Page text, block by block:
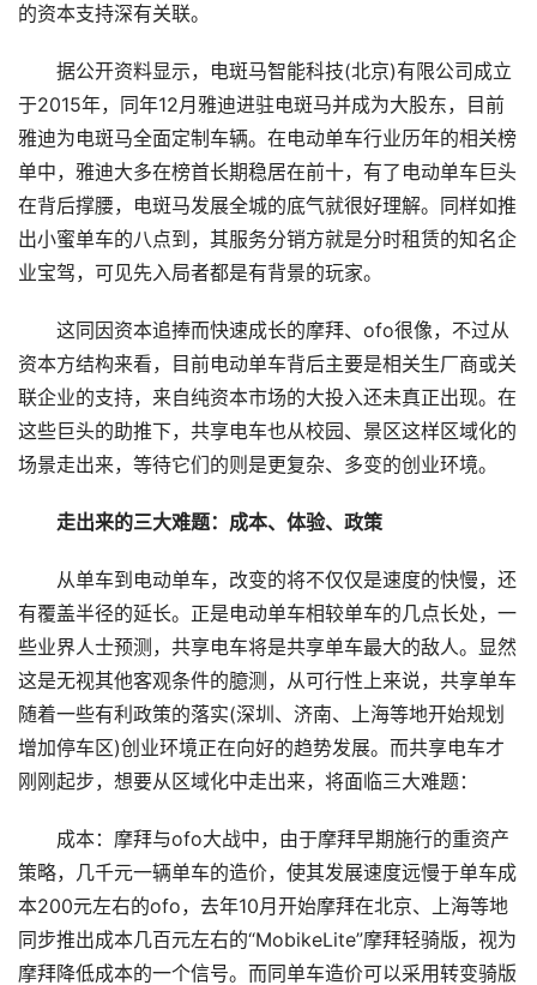
的资本支持深有关联。
据公开资料显示，电斑马智能科技(北京)有限公司成立
于2015年，同年12月雅迪进驻电斑马并成为大股东，目前
雅迪为电斑马全面定制车辆。在电动单车行业历年的相关榜
单中，雅迪大多在榜首长期稳居在前十，有了电动单车巨头
在背后撑腰，电斑马发展全城的底气就很好理解。同样如推
出小蜜单车的八点到，其服务分销方就是分时租赁的知名企
业宝驾，可见先入局者都是有背景的玩家。
这同因资本追捧而快速成长的摩拜、ofo很像，不过从
资本方结构来看，目前电动单车背后主要是相关生厂商或关
联企业的支持，来自纯资本市场的大投入还未真正出现。在
这些巨头的助推下，共享电车也从校园、景区这样区域化的
场景走出来，等待它们的则是更复杂、多变的创业环境。
走出来的三大难题：成本、体验、政策
从单车到电动单车，改变的将不仅仅是速度的快慢，还
有覆盖半径的延长。正是电动单车相较单车的几点长处，一
些业界人士预测，共享电车将是共享单车最大的敌人。显然
这是无视其他客观条件的臆测，从可行性上来说，共享单车
随着一些有利政策的落实(深圳、济南、上海等地开始规划
增加停车区)创业环境正在向好的趋势发展。而共享电车才
刚刚起步，想要从区域化中走出来，将面临三大难题：
成本：摩拜与ofo大战中，由于摩拜早期施行的重资产
策略，几千元一辆单车的造价，使其发展速度远慢于单车成
本200元左右的ofo，去年10月开始摩拜在北京、上海等地
同步推出成本几百元左右的“MobikeLite”摩拜轻骑版，视为
摩拜降低成本的一个信号。而同单车造价可以采用转变骑版